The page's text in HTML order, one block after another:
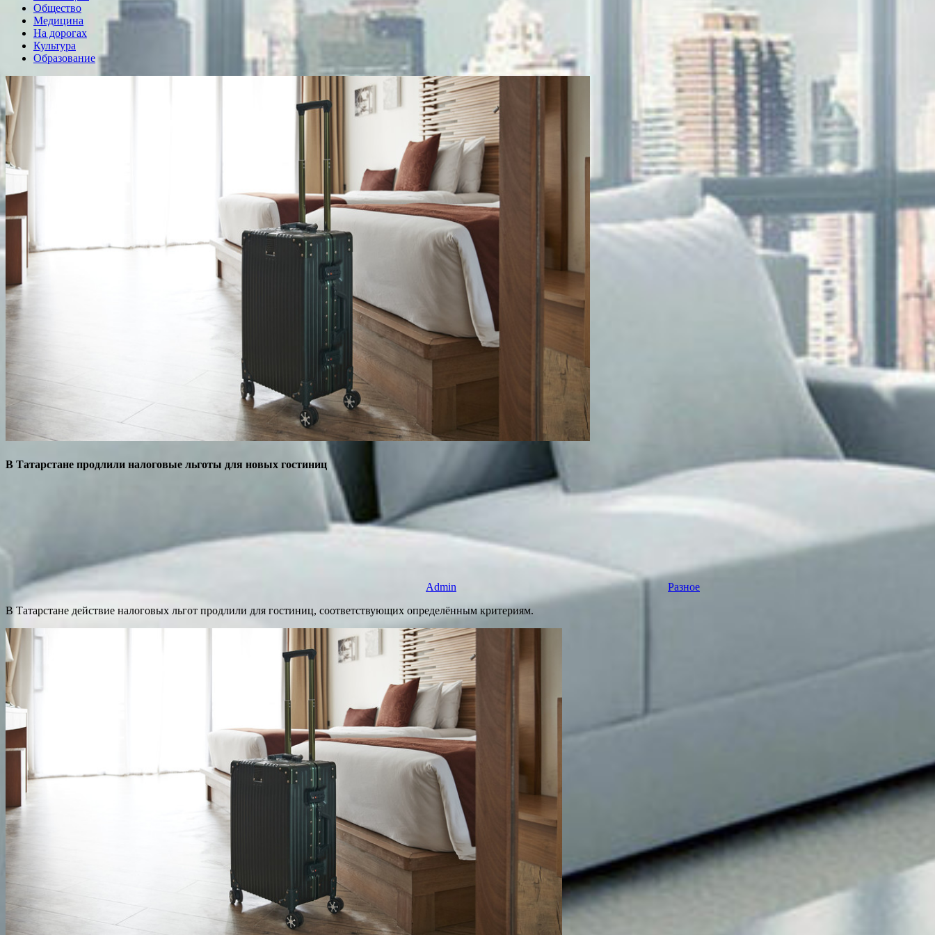
Общество
Медицина
На дорогах
Культура
Образование
В Татарстане продлили налоговые льготы для новых гостиниц
Admin
Разное
В Татарстане действие налоговых льгот продлили для гостиниц, соответствующих определённым критериям.